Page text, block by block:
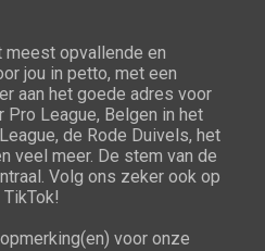
opvallende en
jou in petto, met een
aan het goede adres voor
Pro League, Belgen in het
de Rode Duivels, het
veel meer. De stem van de
Volg ons zeker ook op
voor onze